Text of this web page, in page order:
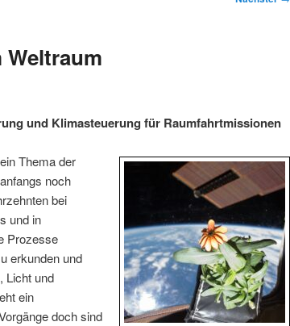
Weltraum
und Klimasteuerung für Raumfahrtmissionen
Thema der
noch
bei
und in
Prozesse
erkunden und
Licht und
ein
doch sind